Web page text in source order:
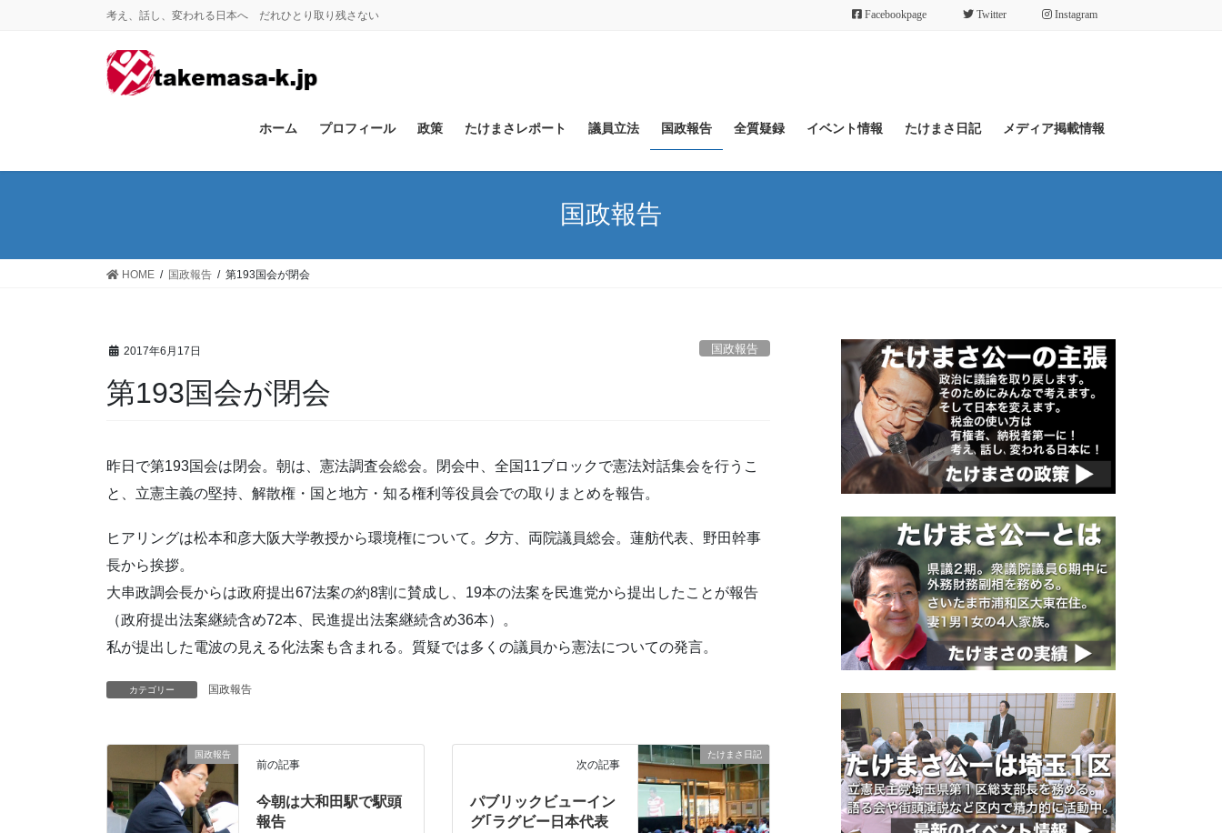
考え、話し、変われる日本へ だれひとり取り残さない Facebookpage Twitter Instagram
ホーム プロフィール 政策 たけまさレポート 議員立法 国政報告 全質疑録 イベント情報 たけまさ日記 メディア掲載情報
国政報告
HOME 国政報告 第193国会が閉会
2017年6月17日 国政報告
第193国会が閉会
昨日で第193国会は閉会。朝は、憲法調査会総会。閉会中、全国11ブロックで憲法対話集会を行うこ
と、立憲主義の堅持、解散権・国と地方・知る権利等役員会での取りまとめを報告。
ヒアリングは松本和彦大阪大学教授から環境権について。夕方、両院議員総会。蓮舫代表、野田幹事
長から挨拶。
大串政調会長からは政府提出67法案の約8割に賛成し、19本の法案を民進党から提出したことが報告
（政府提出法案継続含め72本、民進提出法案継続含め36本）。
私が提出した電波の見える化法案も含まれる。質疑では多くの議員から憲法についての発言。
カテゴリー 国政報告
国政報告
前の記事
今朝は大和田駅で駅頭
報告
たけまさ日記
次の記事
パブリックビューイン
グ｢ラグビー日本代表